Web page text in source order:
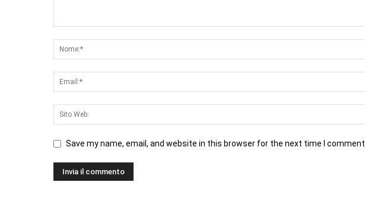
Save my name, email, and website in this browser for the next time I comment.